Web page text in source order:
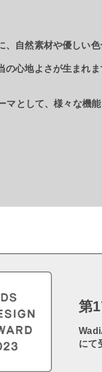
、自然素材や優しい
心地よさが生まれま
マとして、様々な機
第
にて